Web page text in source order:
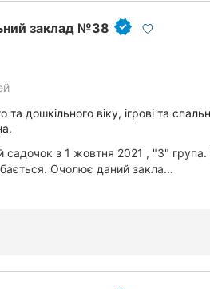
заклад №38
дошкільного віку, ігрові та
садочок з 1 жовтня 2021 , "3"
Очолює даний закла...